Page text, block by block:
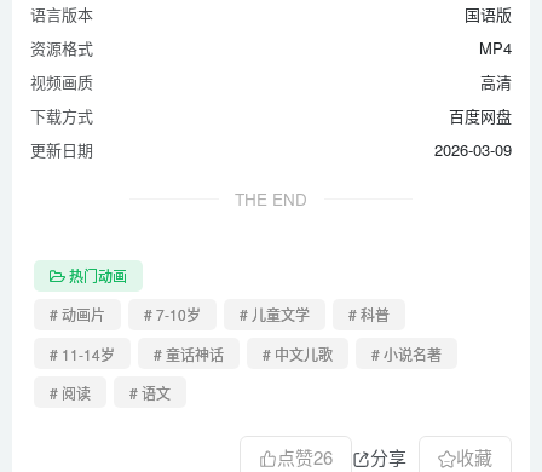
语言版本
国语版
资源格式
MP4
视频画质
高清
下载方式
百度网盘
更新日期
2026-03-09
THE END
热门动画
# 动画片
# 7-10岁 # 儿童文学
# 科普
# 11-14岁
# 童话神话 # 中文儿歌
# 小说名著
# 阅读
# 语文
点赞26 分享 收藏